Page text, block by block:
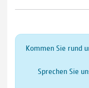
Kommen Sie rund
Sprechen Sie